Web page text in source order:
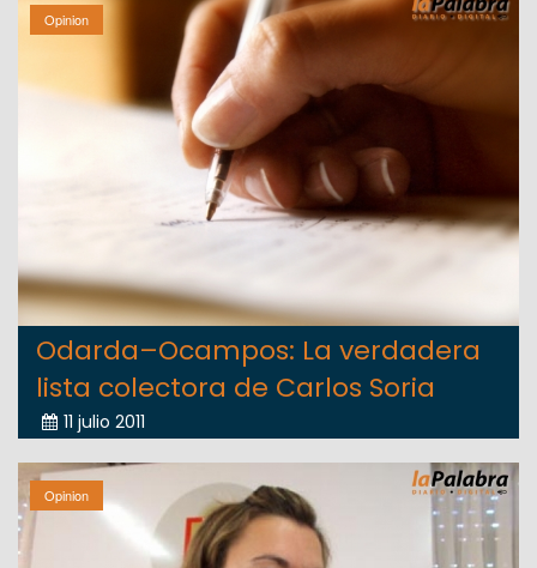
Opinion
Odarda–Ocampos: La verdadera
lista colectora de Carlos Soria
11 julio 2011
Opinion